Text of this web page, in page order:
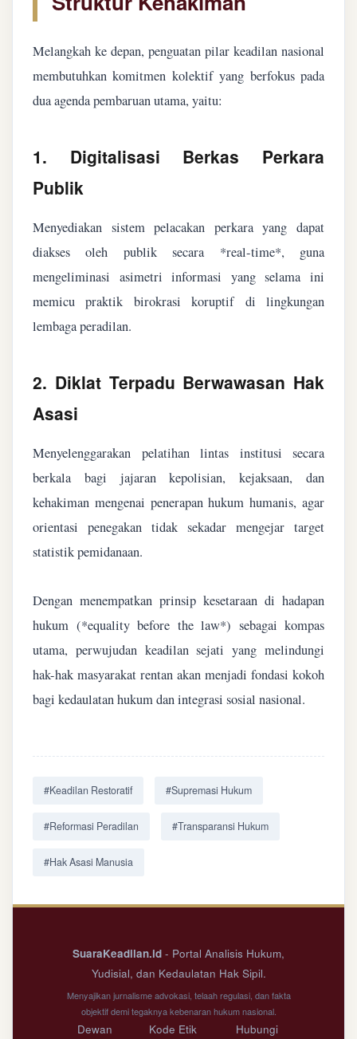
Melangkah ke depan, penguatan pilar keadilan nasional
membutuhkan komitmen kolektif yang berfokus pada
dua agenda pembaruan utama, yaitu:
1. Digitalisasi Berkas Perkara
Publik
Menyediakan sistem pelacakan perkara yang dapat
diakses oleh publik secara *real-time*, guna
mengeliminasi asimetri informasi yang selama ini
memicu praktik birokrasi koruptif di lingkungan
lembaga peradilan.
2. Diklat Terpadu Berwawasan Hak
Asasi
Menyelenggarakan pelatihan lintas institusi secara
berkala bagi jajaran kepolisian, kejaksaan, dan
kehakiman mengenai penerapan hukum humanis, agar
orientasi penegakan tidak sekadar mengejar target
statistik pemidanaan.
Dengan menempatkan prinsip kesetaraan di hadapan
hukum (*equality before the law*) sebagai kompas
utama, perwujudan keadilan sejati yang melindungi
hak-hak masyarakat rentan akan menjadi fondasi kokoh
bagi kedaulatan hukum dan integrasi sosial nasional.
#Keadilan Restoratif #Supremasi Hukum
#Reformasi Peradilan #Transparansi Hukum
#Hak Asasi Manusia
SuaraKeadilan.id - Portal Analisis Hukum,
Yudisial, dan Kedaulatan Hak Sipil.
Menyajikan jurnalisme advokasi, telaah regulasi, dan fakta
objektif demi tegaknya kebenaran hukum nasional.
Dewan Kode Etik Hubungi